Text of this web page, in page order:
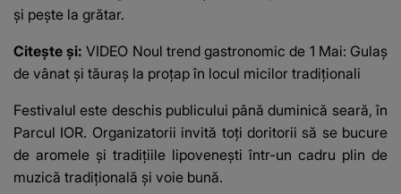
și pește la grătar.
Citește și:VIDEO Noul trend gastronomic de 1 Mai: Gulaș
de vânat și tăuraș la proțap în locul micilor tradiționali
Festivalul este deschis publicului până duminică seară, în
Parcul IOR. Organizatorii invită toți doritorii să se bucure
de aromele și tradițiile lipovenești într-un cadru plin de
muzică tradițională și voie bună.